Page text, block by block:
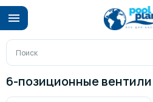
6-позиционные вентили